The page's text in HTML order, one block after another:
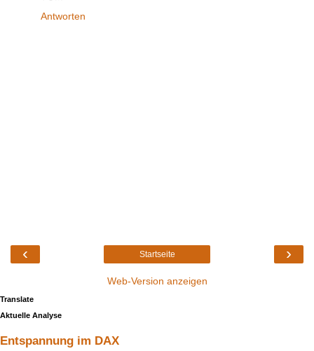
Antworten
‹ ›
Startseite
Web-Version anzeigen
Translate
Aktuelle Analyse
Entspannung im DAX